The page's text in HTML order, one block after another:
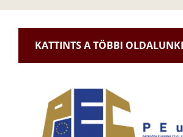
KATTINTS A TÖBBI